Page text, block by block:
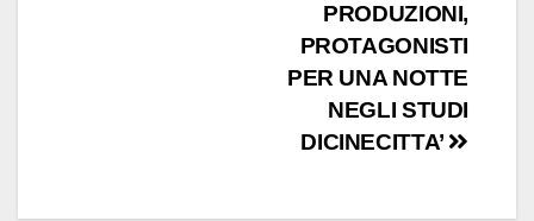
PRODUZIONI,
PROTAGONISTI
PER UNA NOTTE
NEGLI STUDI
DICINECITTA’